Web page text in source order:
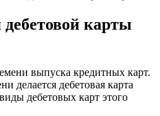
карты
выпуска кредитных карт.
делается дебетовая карта
дебетовых карт этого